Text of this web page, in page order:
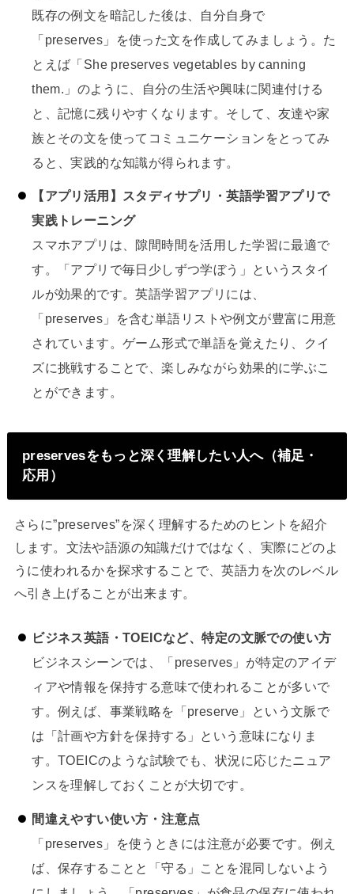
既存の例文を暗記した後は、自分自身で
「preserves」を使った文を作成してみましょう。た
とえば「She preserves vegetables by canning
them.」のように、自分の生活や興味に関連付ける
と、記憶に残りやすくなります。そして、友達や家
族とその文を使ってコミュニケーションをとってみ
ると、実践的な知識が得られます。
【アプリ活用】スタディサプリ・英語学習アプリで
実践トレーニング
スマホアプリは、隙間時間を活用した学習に最適で
す。「アプリで毎日少しずつ学ぼう」というスタイ
ルが効果的です。英語学習アプリには、
「preserves」を含む単語リストや例文が豊富に用意
されています。ゲーム形式で単語を覚えたり、クイ
ズに挑戦することで、楽しみながら効果的に学ぶこ
とができます。
preservesをもっと深く理解したい人へ（補足・
応用）
さらに”preserves”を深く理解するためのヒントを紹介
します。文法や語源の知識だけではなく、実際にどのよ
うに使われるかを探求することで、英語力を次のレベル
へ引き上げることが出来ます。
ビジネス英語・TOEICなど、特定の文脈での使い方
ビジネスシーンでは、「preserves」が特定のアイデ
ィアや情報を保持する意味で使われることが多いで
す。例えば、事業戦略を「preserve」という文脈で
は「計画や方針を保持する」という意味になりま
す。TOEICのような試験でも、状況に応じたニュア
ンスを理解しておくことが大切です。
間違えやすい使い方・注意点
「preserves」を使うときには注意が必要です。例え
ば、保存することと「守る」ことを混同しないよう